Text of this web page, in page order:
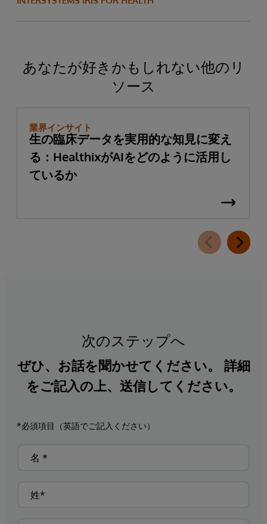
あなたが好きかもしれない他のリ
ソース
業界インサイト
生の臨床データを実用的な知見に変え
る：HealthixがAIをどのように活用し
ているか
次のステップへ
ぜひ、お話を聞かせてください。 詳細
をご記入の上、送信してください。
*必須項目（英語でご記入ください）